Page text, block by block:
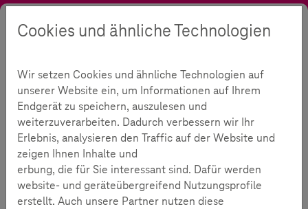
Suche Kontrast Sprache
Aufgetischt: Das Menü für deinen Nachrichten-Check
Aufgetischt: Das Menü für
deinen Nachrichten-Check
229
Cookies und ähnliche Technologien
Wir setzen Cookies und ähnliche Technologien auf
unserer Website ein, um Informationen auf Ihrem
Endgerät zu speichern, auszulesen und
weiterzuverarbeiten. Dadurch verbessern wir Ihr
Erlebnis, analysieren den Traffic auf der Website und
zeigen Ihnen Inhalte und
erbung, die für Sie interessant sind. Dafür werden
website- und geräteübergreifend Nutzungsprofile
erstellt. Auch unsere Partner nutzen diese